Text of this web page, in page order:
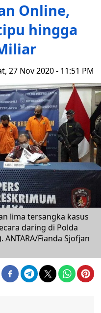
Online,
hingga
27 Nov 2020 - 11:51 PM
lima tersangka kasus
daring di Polda
ANTARA/Fianda Sjofjan